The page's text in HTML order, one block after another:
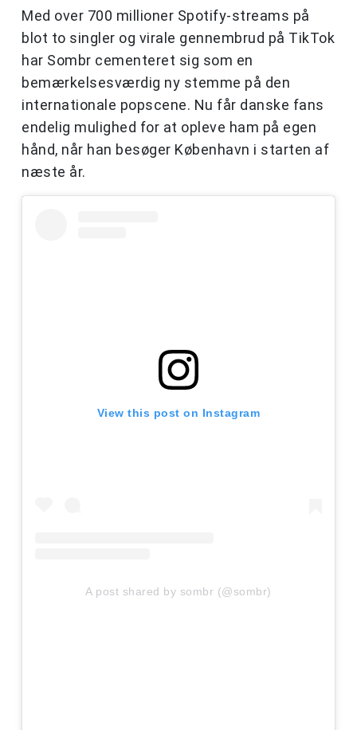
Med over 700 millioner Spotify-streams på
blot to singler og virale gennembrud på TikTok
har Sombr cementeret sig som en
bemærkelsesværdig ny stemme på den
internationale popscene. Nu får danske fans
endelig mulighed for at opleve ham på egen
hånd, når han besøger København i starten af
næste år.
View this post on Instagram
A post shared by sombr (@sombr)